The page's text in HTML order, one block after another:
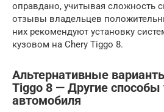
оправдано, учитывая сложность
отзывы владельцев
них рекомендуют установку
кузовом на Chery Tiggo 8.
Альтернативные
Tiggo 8 — Другие
автомобиля